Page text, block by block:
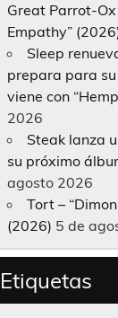
Great Parrot-
Empathy”
Sleep
prepara para
viene con
2026
Steak lanza
su próximo
agosto 2026
Tort –
(2026) 5 de
Etiquetas